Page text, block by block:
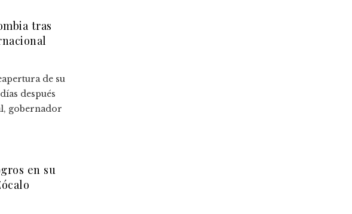
tras
de su
después
gobernador
en su